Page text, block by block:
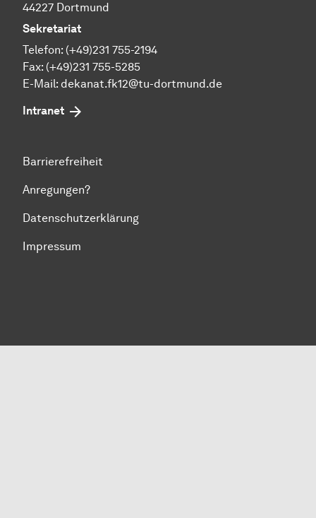
44227 Dortmund
Sekretariat
Telefon: (+49)231 755-2194
Fax: (+49)231 755-5285
E-Mail: dekanat.fk12@tu-dortmund.de
Intranet
Barrierefreiheit
Anregungen?
Datenschutzerklärung
Impressum